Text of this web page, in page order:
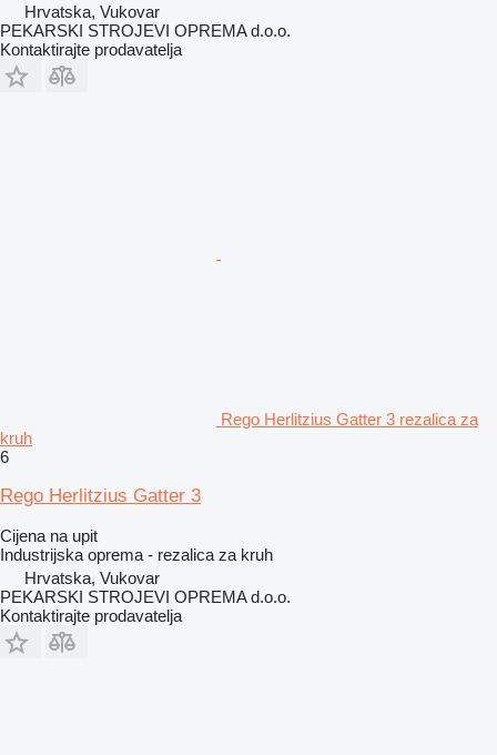
Hrvatska, Vukovar
PEKARSKI STROJEVI OPREMA d.o.o.
Kontaktirajte prodavatelja
Rego Herlitzius Gatter 3 rezalica za
kruh
6
Rego Herlitzius Gatter 3
Cijena na upit
Industrijska oprema - rezalica za kruh
Hrvatska, Vukovar
PEKARSKI STROJEVI OPREMA d.o.o.
Kontaktirajte prodavatelja